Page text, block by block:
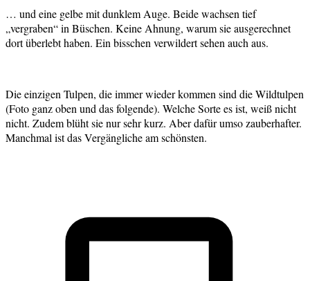
… und eine gelbe mit dunklem Auge. Beide wachsen tief
„vergraben“ in Büschen. Keine Ahnung, warum sie ausgerechnet
dort überlebt haben. Ein bisschen verwildert sehen auch aus.
Die einzigen Tulpen, die immer wieder kommen sind die Wildtulpen
(Foto ganz oben und das folgende). Welche Sorte es ist, weiß nicht
nicht. Zudem blüht sie nur sehr kurz. Aber dafür umso zauberhafter.
Manchmal ist das Vergängliche am schönsten.